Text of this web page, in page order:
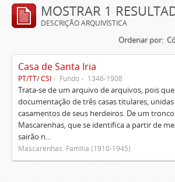
MOSTRAR 1
DESCRIÇÃO ARQUIVÍSTICA
Ordenar por:
Casa de Santa Iria
PT/TT/ CSI Fundo 1346-1908
Trata-se de um arquivo de arquivos, pois
documentação de três casas titulares,
casamentos de seus herdeiros. De um
Mascarenhas, que se identifica a partir de
sairão n...
Mascarenhas. Família (1910-1945)